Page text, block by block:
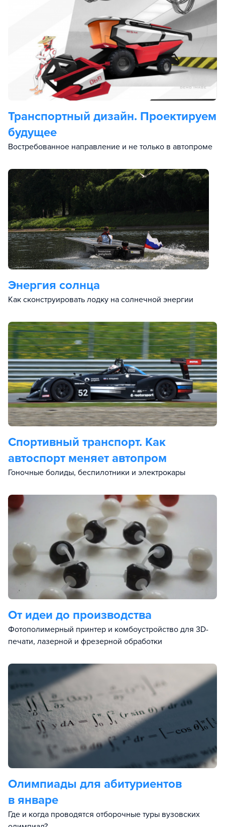
Транспортный дизайн. Проектируем
будущее
Востребованное направление и не только в автопроме
Энергия солнца
Как сконструировать лодку на солнечной энергии
Спортивный транспорт. Как
автоспорт меняет автопром
Гоночные болиды, беспилотники и электрокары
От идеи до производства
Фотополимерный принтер и комбоустройство для 3D-
печати, лазерной и фрезерной обработки
Олимпиады для абитуриентов
в январе
Где и когда проводятся отборочные туры вузовских